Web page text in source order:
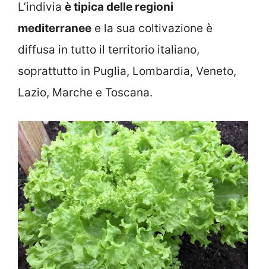
L’indivia è tipica delle regioni
mediterranee e la sua coltivazione è
diffusa in tutto il territorio italiano,
soprattutto in Puglia, Lombardia, Veneto,
Lazio, Marche e Toscana.